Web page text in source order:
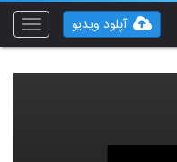
Toggle
آپلود ویدیو